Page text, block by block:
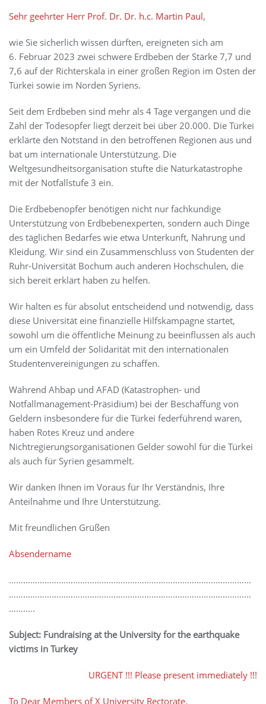
Sehr geehrter Herr Prof. Dr. Dr. h.c. Martin Paul,
wie Sie sicherlich wissen dürften, ereigneten sich am
6. Februar 2023 zwei schwere Erdbeben der Stärke 7,7 und
7,6 auf der Richterskala in einer großen Region im Osten der
Türkei sowie im Norden Syriens.
Seit dem Erdbeben sind mehr als 4 Tage vergangen und die
Zahl der Todesopfer liegt derzeit bei über 20.000. Die Türkei
erklärte den Notstand in den betroffenen Regionen aus und
bat um internationale Unterstützung. Die
Weltgesundheitsorganisation stufte die Naturkatastrophe
mit der Notfallstufe 3 ein.
Die Erdbebenopfer benötigen nicht nur fachkundige
Unterstützung von Erdbebenexperten, sondern auch Dinge
des täglichen Bedarfes wie etwa Unterkunft, Nahrung und
Kleidung. Wir sind ein Zusammenschluss von Studenten der
Ruhr-Universität Bochum auch anderen Hochschulen, die
sich bereit erklärt haben zu helfen.
Wir halten es für absolut entscheidend und notwendig, dass
diese Universität eine finanzielle Hilfskampagne startet,
sowohl um die öffentliche Meinung zu beeinflussen als auch
um ein Umfeld der Solidarität mit den internationalen
Studentenvereinigungen zu schaffen.
Während Ahbap und AFAD (Katastrophen- und
Notfallmanagement-Präsidium) bei der Beschaffung von
Geldern insbesondere für die Türkei federführend waren,
haben Rotes Kreuz und andere
Nichtregierungsorganisationen Gelder sowohl für die Türkei
als auch für Syrien gesammelt.
Wir danken Ihnen im Voraus für Ihr Verständnis, Ihre
Anteilnahme und Ihre Unterstützung.
Mit freundlichen Grüßen
Absendername
…………………………………………………………………………………………
…………………………………………………………………………………………
………..
Subject: Fundraising at the University for the earthquake
victims in Turkey
URGENT !!! Please present immediately !!!
To Dear Members of X University Rectorate,